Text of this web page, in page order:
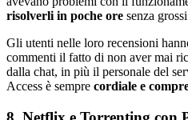
risolverli in poche ore senza
Gli utenti nelle loro recensioni
commenti il fatto di non aver mai
dalla chat, in più il personale del
Access è sempre cordiale e